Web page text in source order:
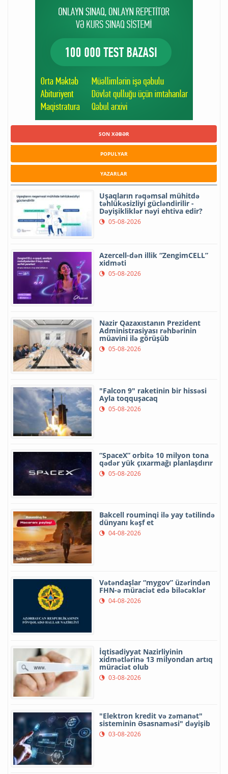
SON XƏBƏR
POPULYAR
YAZARLAR
Uşaqların rəqəmsal mühitdə
təhlükəsizliyi gücləndirilir -
Dəyişikliklər nəyi ehtiva edir?
05-08-2026
Azercell-dən illik “ZengimCELL”
xidməti
05-08-2026
Nazir Qazaxıstanın Prezident
Administrasiyası rəhbərinin
müavini ilə görüşüb
05-08-2026
"Falcon 9" raketinin bir hissəsi
Ayla toqquşacaq
05-08-2026
“SpaceX” orbitə 10 milyon tona
qədər yük çıxarmağı planlaşdırır
05-08-2026
Bakcell rouminqi ilə yay tətilində
dünyanı kəşf et
04-08-2026
Vətəndaşlar “mygov” üzərindən
FHN-ə müraciət edə biləcəklər
04-08-2026
İqtisadiyyat Nazirliyinin
xidmətlərinə 13 milyondan artıq
müraciət olub
03-08-2026
"Elektron kredit və zəmanət"
sisteminin Əsasnaməsi" dəyişib
03-08-2026